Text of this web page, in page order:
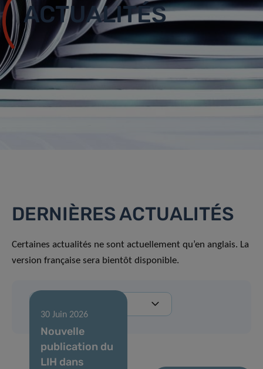
ACTUALITÉS
DERNIÈRES ACTUALITÉS
Certaines actualités ne sont actuellement qu’en anglais. La
version française sera bientôt disponible.
30 Juin 2026
Nouvelle
publication du
LIH dans